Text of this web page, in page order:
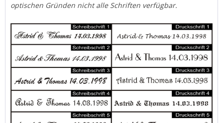
optischen Gründen nicht alle Schriften verfügbar.